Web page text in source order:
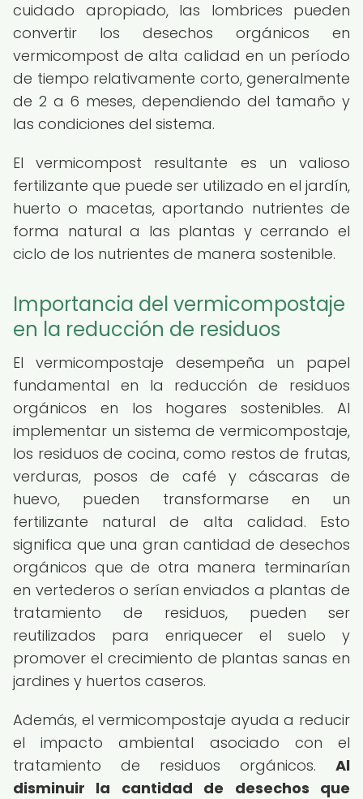
cuidado apropiado, las lombrices pueden
convertir los desechos orgánicos en
vermicompost de alta calidad en un período
de tiempo relativamente corto, generalmente
de 2 a 6 meses, dependiendo del tamaño y
las condiciones del sistema.
El vermicompost resultante es un valioso
fertilizante que puede ser utilizado en el jardín,
huerto o macetas, aportando nutrientes de
forma natural a las plantas y cerrando el
ciclo de los nutrientes de manera sostenible.
Importancia del vermicompostaje
en la reducción de residuos
El vermicompostaje desempeña un papel
fundamental en la reducción de residuos
orgánicos en los hogares sostenibles. Al
implementar un sistema de vermicompostaje,
los residuos de cocina, como restos de frutas,
verduras, posos de café y cáscaras de
huevo, pueden transformarse en un
fertilizante natural de alta calidad. Esto
significa que una gran cantidad de desechos
orgánicos que de otra manera terminarían
en vertederos o serían enviados a plantas de
tratamiento de residuos, pueden ser
reutilizados para enriquecer el suelo y
promover el crecimiento de plantas sanas en
jardines y huertos caseros.
Además, el vermicompostaje ayuda a reducir
el impacto ambiental asociado con el
tratamiento de residuos orgánicos. Al
disminuir la cantidad de desechos que